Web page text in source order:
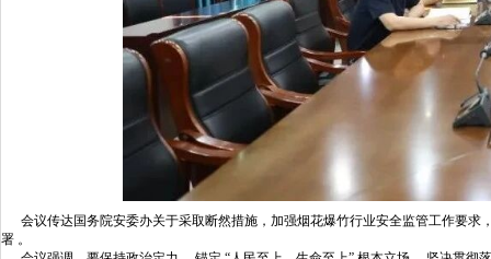
会议传达国务院安委办关于采取断然措施，加强烟花爆竹行业安全监管工作要求
署 。